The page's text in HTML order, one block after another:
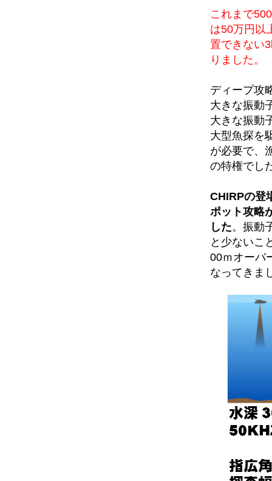
これまで
は50万円以
置できない
りました。
ディープ攻
大きな振
大きな振動
大型魚探を
が必要で、
の特権でし
CHIRPの登
ポット攻略
した。振動
と少ないこ
00ｍオーバ
なってきま